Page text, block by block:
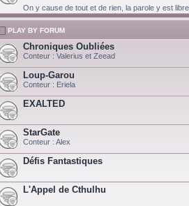
On y cause de tout et de rien, la parole y est
PLAY BY FORUM
Chroniques Oubliées
Conteur : Valerius et Zeead
Loup-Garou
Conteur : Eriela
EXALTED
StarGate
Conteur : Alex
Défis Fantastiques
L'Appel de Cthulhu